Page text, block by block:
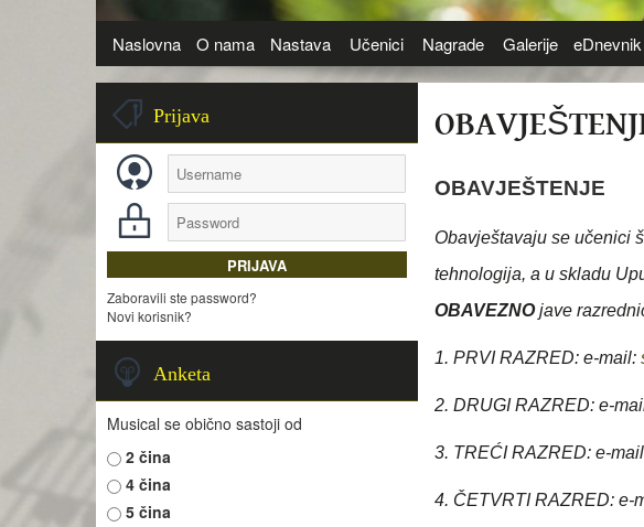
Naslovna O nama Nastava Učenici Nagrade Galerije
Prijava
Zaboravili ste password?
Novi korisnik?
Anketa
Musical se obično sastoji od
2 čina
4 čina
5 čina
OBAVJEŠTENJE
Obavještavaju se učenici
tehnologija, a u skladu
OBAVEZNOjave
1. PRVI RAZRED: e-mail:
2. DRUGI RAZRED: e-
3. TREĆI RAZRED: e-
4. ČETVRTI RAZRED: e-